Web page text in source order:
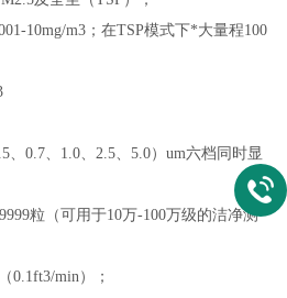
10mg/m3；在TSP模式下*大量程100
、0.7、1.0、2.5、5.0）um六档同时显
粒（可用于10万-100万级的洁净测
0.1ft3/min）；